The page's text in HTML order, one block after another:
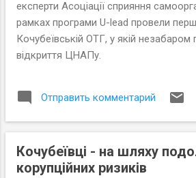
експерти Асоціації сприяння
рамках програми U-lead провели
Кочубеївській ОТГ, у якій незабаром
відкриття ЦНАПу.
Отправить комментарий
Кочубеївці - на шляху
корупційних ризиків